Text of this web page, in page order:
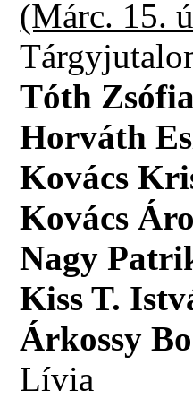
(Márc. 15.
Tóth Zsófia
Horváth
Kovács
Kovács
Nagy
Kiss T.
Árkossy
Lívia